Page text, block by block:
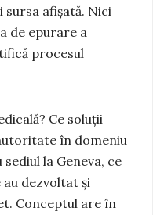
sursa afișată. Nici
de epurare a
procesul
Ce soluții
în domeniu
la Geneva, ce
dezvoltat și
Conceptul are în